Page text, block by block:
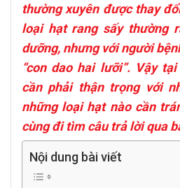
thường xuyên được thay
loại hạt rang sấy thường
dưỡng, nhưng với người
“con dao hai lưỡi”. Vậy
cần phải thận trọng với
những loại hạt nào cần
cùng đi tìm câu trả lời qua
Nội dung bài viết